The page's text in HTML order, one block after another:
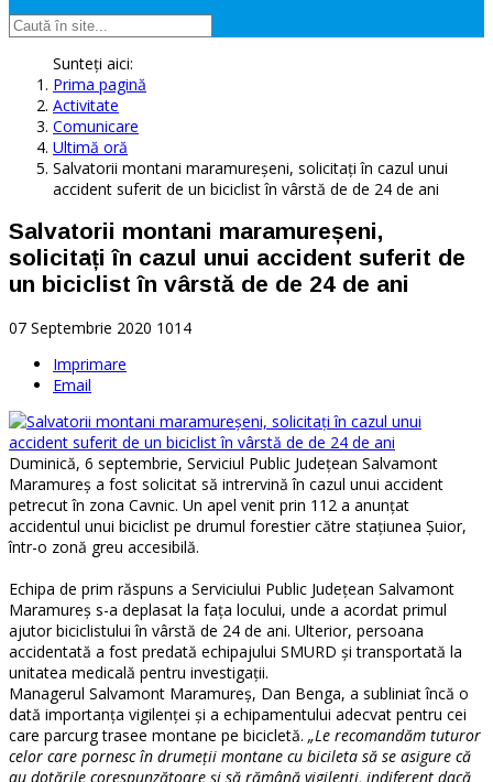
Sunteți aici:
Prima pagină
Activitate
Comunicare
Ultimă oră
Salvatorii montani maramureșeni, solicitați în cazul unui
accident suferit de un biciclist în vârstă de de 24 de ani
Salvatorii montani maramureșeni,
solicitați în cazul unui accident suferit de
un biciclist în vârstă de de 24 de ani
07 Septembrie 2020 1014
Imprimare
Email
Duminică, 6 septembrie, Serviciul Public Județean Salvamont
Maramureș a fost solicitat să intrervină în cazul unui accident
petrecut în zona Cavnic. Un apel venit prin 112 a anunțat
accidentul unui biciclist pe drumul forestier către stațiunea Șuior,
într-o zonă greu accesibilă.
Echipa de prim răspuns a Serviciului Public Județean Salvamont
Maramureș s-a deplasat la fața locului, unde a acordat primul
ajutor biciclistului în vârstă de 24 de ani. Ulterior, persoana
accidentată a fost predată echipajului SMURD și transportată la
unitatea medicală pentru investigații.
Managerul Salvamont Maramureș, Dan Benga, a subliniat încă o
dată importanța vigilenței și a echipamentului adecvat pentru cei
care parcurg trasee montane pe bicicletă. „Le recomandăm tuturor
celor care pornesc în drumeții montane cu bicileta să se asigure că
au dotările corespunzătoare și să rămână vigilenți, indiferent dacă